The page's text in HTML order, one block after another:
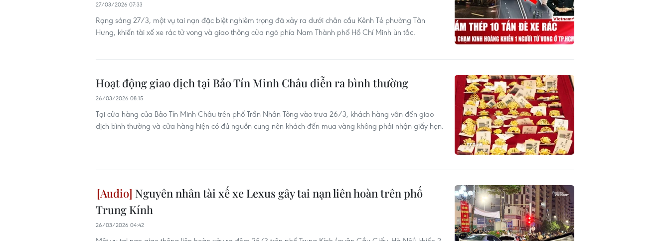
27/03/2026 07:33
Rạng sáng 27/3, một vụ tai nạn đặc biệt nghiêm trọng đã xảy ra dưới chân cầu Kênh Tẻ phường Tân
Hưng, khiến tài xế xe rác tử vong và giao thông cửa ngõ phía Nam Thành phố Hồ Chí Minh ùn tắc.
Hoạt động giao dịch tại Bảo Tín Minh Châu diễn ra bình thường
26/03/2026 08:15
Tại cửa hàng của Bảo Tín Minh Châu trên phố Trần Nhân Tông vào trưa 26/3, khách hàng vẫn đến giao
dịch bình thường và cửa hàng hiện có đủ nguồn cung nên khách đến mua vàng không phải nhận giấy hẹn.
Nguyên nhân tài xế xe Lexus gây tai nạn liên hoàn trên phố
Trung Kính
26/03/2026 04:42